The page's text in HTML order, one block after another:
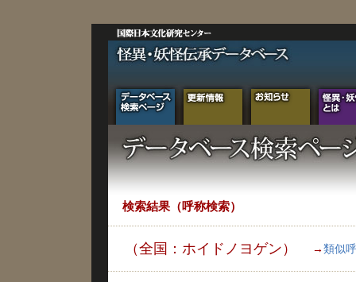
検索結果（呼称検索）
（全国：ホイドノヨゲン） → 類似